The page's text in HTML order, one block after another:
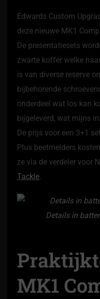
Edwards Custom
deze nieuwe MK1
De presentatiesets
zwarte koffer welke
is van diverse reserve
bijbehorende
onderdeel wat los kan
bijgeleverd, wat mijns
De prijs voor een 3+1
Plus beetmelders
ze via de verdeler voor
Tackle
Details in
MK1